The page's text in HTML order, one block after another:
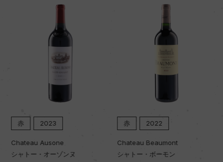
A.O.C.ポイヤック
メドック 第5級格付
入数
赤 2023
Chateau Ausone
シャトー・オーゾンヌ
赤 2022
Chateau Beaumont
シャトー・ボーモン